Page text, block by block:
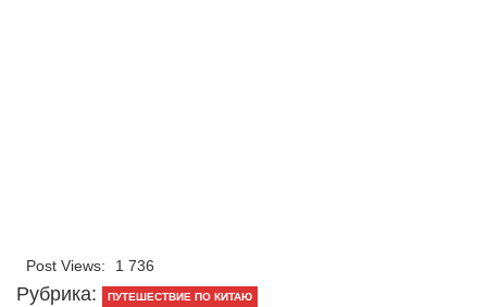
Post Views: 1 736
Рубрика: ПУТЕШЕСТВИЕ ПО КИТАЮ